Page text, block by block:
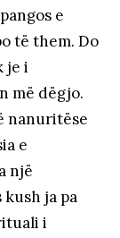
e
të them. Do
je i
më dëgjo.
nanuritëse
e
një
ja pa
i